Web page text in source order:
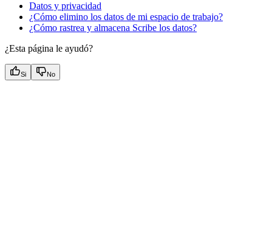
Datos y privacidad
¿Cómo elimino los datos de mi espacio de trabajo?
¿Cómo rastrea y almacena Scribe los datos?
¿Esta página le ayudó?
Si No